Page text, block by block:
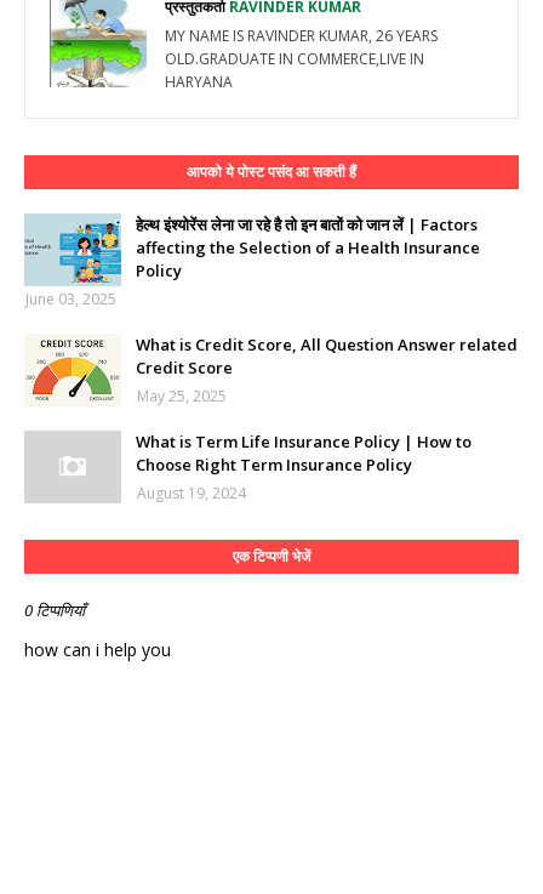
प्रस्तुतकर्ताRAVINDER KUMAR
MY NAME IS RAVINDER KUMAR, 26 YEARS
OLD.GRADUATE IN COMMERCE,LIVE IN
HARYANA
आपको ये पोस्ट पसंद आ सकती हैं
हेल्थ इंश्योरेंस लेना जा रहे है तो इन बातों को जान लें | Factors
affecting the Selection of a Health Insurance
Policy
June 03, 2025
What is Credit Score, All Question Answer related
Credit Score
May 25, 2025
What is Term Life Insurance Policy | How to
Choose Right Term Insurance Policy
August 19, 2024
एक टिप्पणी भेजें
0 टिप्पणियाँ
how can i help you